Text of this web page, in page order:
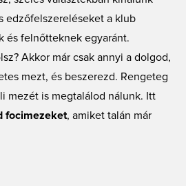
edzőfelszereléseket a klub
és felnőtteknek egyaránt.
Akkor már csak annyi a dolgod,
mezt, és beszerezd. Rengeteg
mezét is megtalálod nálunk. Itt
focimezeket, amiket talán már